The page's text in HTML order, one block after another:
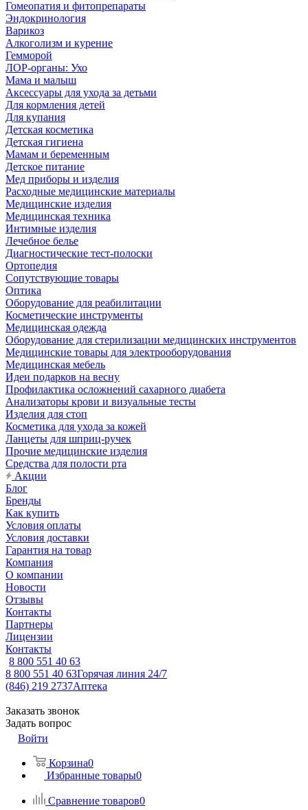
Гомеопатия и фитопрепараты
Эндокринология
Варикоз
Алкоголизм и курение
Гемморой
ЛОР-органы: Ухо
Мама и малыш
Аксессуары для ухода за детьми
Для кормления детей
Для купания
Детская косметика
Детская гигиена
Мамам и беременным
Детское питание
Мед приборы и изделия
Расходные медицинские материалы
Медицинские изделия
Медицинская техника
Интимные изделия
Лечебное белье
Диагностические тест-полоски
Ортопедия
Сопутствующие товары
Оптика
Оборудование для реабилитации
Косметические инструменты
Медицинская одежда
Оборудование для стерилизации медицинских инструментов
Медицинские товары для электрооборудования
Медицинская мебель
Идеи подарков на весну
Профилактика осложнений сахарного диабета
Анализаторы крови и визуальные тесты
Изделия для стоп
Косметика для ухода за кожей
Ланцеты для шприц-ручек
Прочие медицинские изделия
Средства для полости рта
Акции
Блог
Бренды
Как купить
Условия оплаты
Условия доставки
Гарантия на товар
Компания
О компании
Новости
Отзывы
Контакты
Партнеры
Лицензии
Контакты
8 800 551 40 63
8 800 551 40 63Горячая линия 24/7
(846) 219 2737Аптека
Заказать звонок
Задать вопрос
Войти
Корзина0
Избранные товары0
Сравнение товаров0